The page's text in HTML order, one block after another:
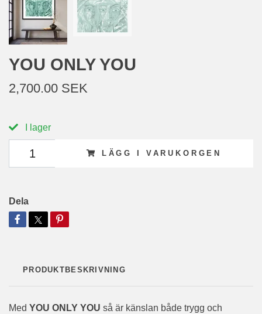
YOU ONLY YOU
2,700.00 SEK
I lager
LÄGG I VARUKORGEN
Dela
PRODUKTBESKRIVNING
Med YOU ONLY YOU så är känslan både trygg och